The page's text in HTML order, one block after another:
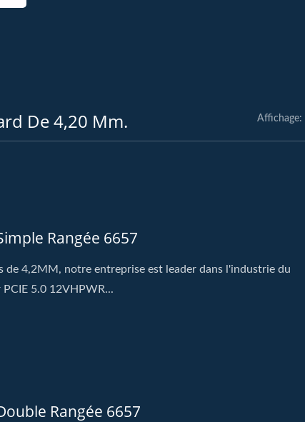
De 4,20 Mm. Affichage:
Rangée 6657
de 4,2MM, notre entreprise est leader dans l'industrie du
5.0 12VHPWR...
Rangée 6657